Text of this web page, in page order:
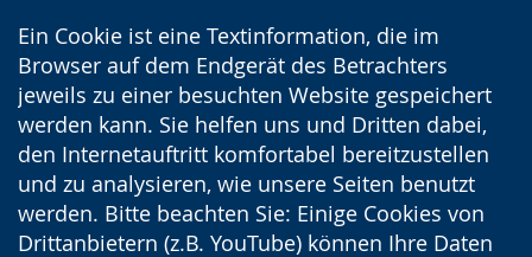
Ein Cookie ist eine Textinformation, die im
Browser auf dem Endgerät des Betrachters
jeweils zu einer besuchten Website gespeichert
werden kann. Sie helfen uns und Dritten dabei,
den Internetauftritt komfortabel bereitzustellen
und zu analysieren, wie unsere Seiten benutzt
werden. Bitte beachten Sie: Einige Cookies von
Drittanbietern (z.B. YouTube) können Ihre Daten